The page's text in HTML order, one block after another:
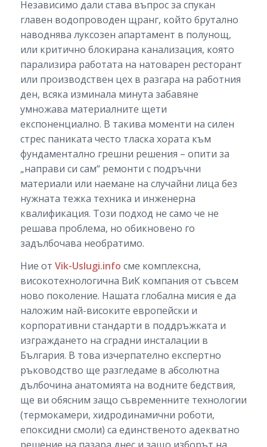
Независимо дали става въпрос за спукан
главен водопроводен щранг, който брутално
наводнява луксозен апартамент в полунощ,
или критично блокирана канализация, която
парализира работата на натоварен ресторант
или производствен цех в разгара на работния
ден, всяка изминала минута забавяне
умножава материалните щети
експоненциално. В такива моменти на силен
стрес паниката често тласка хората към
фундаментално грешни решения – опити за
„направи си сам“ ремонти с подръчни
материали или наемане на случайни лица без
нужната тежка техника и инженерна
квалификация. Този подход не само че не
решава проблема, но обикновено го
задълбочава необратимо.
Ние от Vik-Uslugi.info сме комплексна,
високотехнологична ВиК компания от съвсем
ново поколение. Нашата глобална мисия е да
наложим най-високите европейски и
корпоративни стандарти в поддръжката и
изграждането на сградни инсталации в
България. В това изчерпателно експертно
ръководство ще разгледаме в абсолютна
дълбочина анатомията на водните бедствия,
ще ви обясним защо съвременните технологии
(термокамери, хидродинамични роботи,
епоксидни смоли) са единственото адекватно